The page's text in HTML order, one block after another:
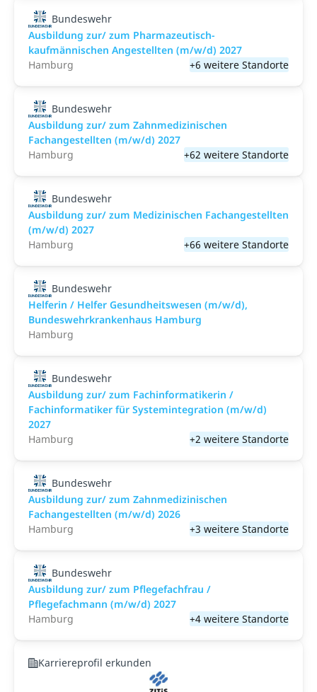
Bundeswehr
Ausbildung zur/ zum Pharmazeutisch-
kaufmännischen Angestellten (m/w/d) 2027
Hamburg
+6 weitere Standorte
Bundeswehr
Ausbildung zur/ zum Zahnmedizinischen
Fachangestellten (m/w/d) 2027
Hamburg
+62 weitere Standorte
Bundeswehr
Ausbildung zur/ zum Medizinischen Fachangestellten
(m/w/d) 2027
Hamburg
+66 weitere Standorte
Bundeswehr
Helferin / Helfer Gesundheitswesen (m/w/d),
Bundeswehrkrankenhaus Hamburg
Hamburg
Bundeswehr
Ausbildung zur/ zum Fachinformatikerin /
Fachinformatiker für Systemintegration (m/w/d)
2027
Hamburg
+2 weitere Standorte
Bundeswehr
Ausbildung zur/ zum Zahnmedizinischen
Fachangestellten (m/w/d) 2026
Hamburg
+3 weitere Standorte
Bundeswehr
Ausbildung zur/ zum Pflegefachfrau /
Pflegefachmann (m/w/d) 2027
Hamburg
+4 weitere Standorte
Karriereprofil erkunden